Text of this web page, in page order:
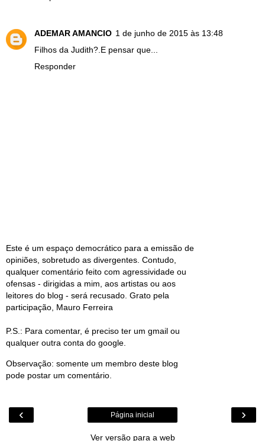
ADEMAR AMANCIO 1 de junho de 2015 às 13:48
Filhos da Judith?.E pensar que...
Responder
Este é um espaço democrático para a emissão de
opiniões, sobretudo as divergentes. Contudo,
qualquer comentário feito com agressividade ou
ofensas - dirigidas a mim, aos artistas ou aos
leitores do blog - será recusado. Grato pela
participação, Mauro Ferreira
P.S.: Para comentar, é preciso ter um gmail ou
qualquer outra conta do google.
Observação: somente um membro deste blog
pode postar um comentário.
‹ ›
Página inicial
Ver versão para a web